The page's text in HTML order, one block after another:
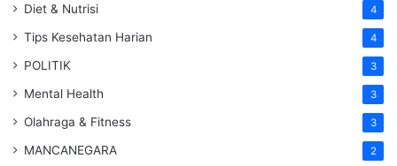
Diet & Nutrisi 4
Tips Kesehatan Harian 4
POLITIK 3
Mental Health 3
Olahraga & Fitness 3
MANCANEGARA 2